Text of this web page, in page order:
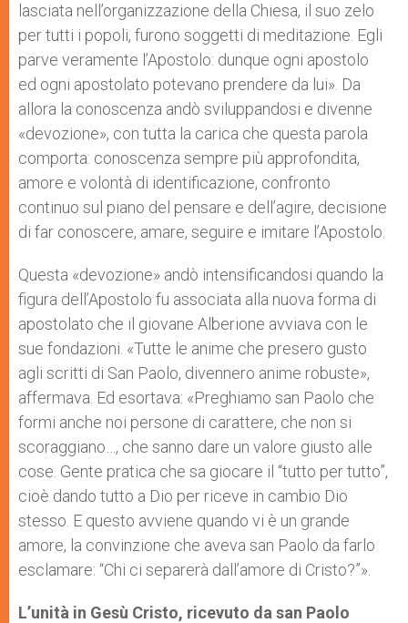
lasciata nell’organizzazione della Chiesa, il suo zelo
per tutti i popoli, furono soggetti di meditazione. Egli
parve veramente l’Apostolo: dunque ogni apostolo
ed ogni apostolato potevano prendere da lui». Da
allora la conoscenza andò sviluppandosi e divenne
«devozione», con tutta la carica che questa parola
comporta: conoscenza sempre più approfondita,
amore e volontà di identificazione, confronto
continuo sul piano del pensare e dell’agire, decisione
di far conoscere, amare, seguire e imitare l’Apostolo.
Questa «devozione» andò intensificandosi quando la
figura dell’Apostolo fu associata alla nuova forma di
apostolato che il giovane Alberione avviava con le
sue fondazioni. «Tutte le anime che presero gusto
agli scritti di San Paolo, divennero anime robuste»,
affermava. Ed esortava: «Preghiamo san Paolo che
formi anche noi persone di carattere, che non si
scoraggiano…, che sanno dare un valore giusto alle
cose. Gente pratica che sa giocare il “tutto per tutto”,
cioè dando tutto a Dio per riceve in cambio Dio
stesso. E questo avviene quando vi è un grande
amore, la convinzione che aveva san Paolo da farlo
esclamare: “Chi ci separerà dall’amore di Cristo?”».
L’unità in Gesù Cristo, ricevuto da san Paolo